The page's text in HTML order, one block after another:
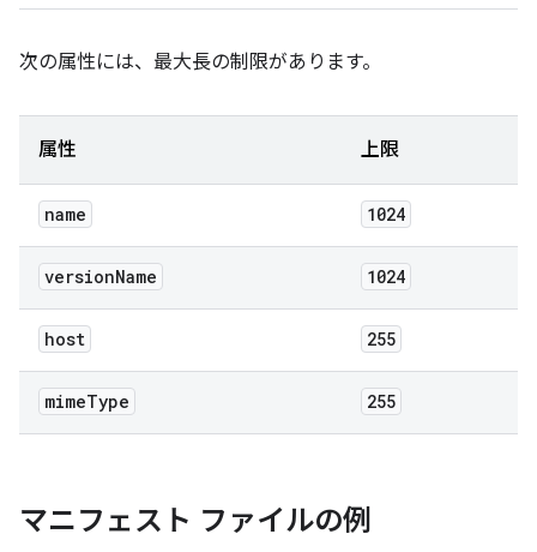
次の属性には、最大長の制限があります。
属性 上限
name 1024
versionName 1024
host 255
mimeType 255
マニフェスト ファイルの例